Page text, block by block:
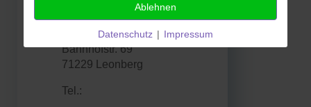
Pestalozzischule
Bahnhofstr. 69
71229 Leonberg
Tel.:
Ablehnen
Datenschutz | Impressum